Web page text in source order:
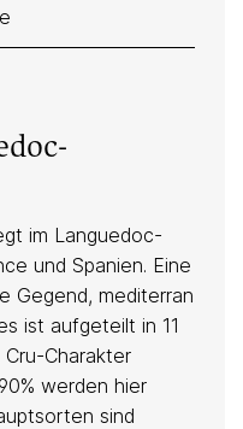
im Languedoc-
und Spanien. Eine
Gegend, mediterran
ist aufgeteilt in 11
Charakter
werden hier
sind